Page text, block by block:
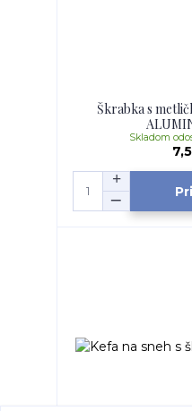
Škrabka s
Skladom